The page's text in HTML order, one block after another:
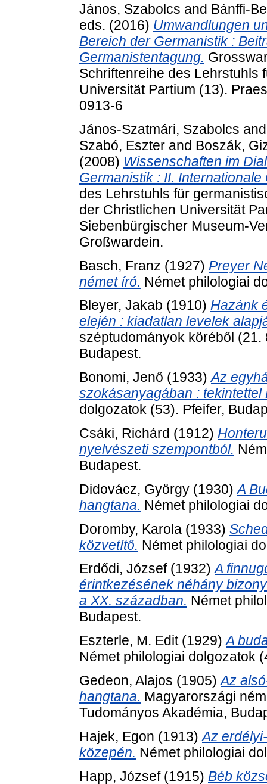
János, Szabolcs and Bánffi-
eds. (2016) Umwandlungen
Bereich der Germanistik :
Germanistentagung.
Schriftenreihe des Lehrstuhls
Universität Partium (13).
0913-6
János-Szatmári, Szabolcs
Szabó, Eszter and Boszák,
(2008) Wissenschaften im
Germanistik : II.
des Lehrstuhls für
der Christlichen Universität
Siebenbürgischer Museum-
Großwardein.
Basch, Franz (1927) Preyer
német író. Német philologiai
Bleyer, Jakab (1910) Hazánk
elején : kiadatlan levelek
széptudományok köréből
Budapest.
Bonomi, Jenő (1933)Az
szokásanyagában :
dolgozatok (53). Pfeifer,
Csáki, Richárd (1912)
nyelvészeti szempontból.
Budapest.
Didovácz, György (1930)A
hangtana. Német philologiai
Doromby, Karola (1933)
közvetítő. Német philologiai
Erdődi, József(1932)A
érintkezésének néhány
a XX. században. Német
Budapest.
Eszterle, M. Edit(1929)A
Német philologiai dolgozatok
Gedeon, Alajos (1905)Az
hangtana. Magyarországi
Tudományos Akadémia,
Hajek, Egon (1913)Az
közepén. Német philologiai
Happ, József(1915) Béb